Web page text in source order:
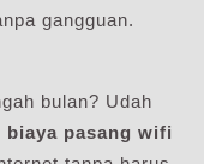
gangguan.
bulan? Udah
biaya pasang wifi